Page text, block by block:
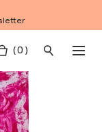
( 0 )